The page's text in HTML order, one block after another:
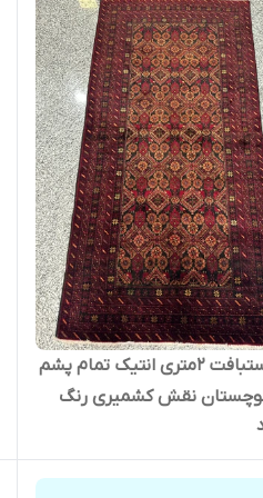
فرش دستبافت 2متری انتیک تمام پشم
نقش کشمیری رنگ